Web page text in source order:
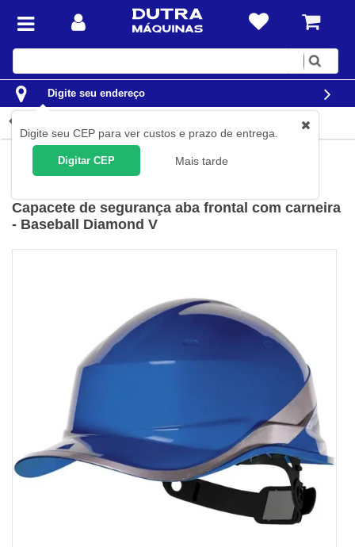
Digite
Digite seu endereço
Digite seu CEP para ver custos e prazo de entrega.
Digitar CEP Mais tarde
Capacetes
Capacete de segurança aba frontal com carneira
- Baseball Diamond V